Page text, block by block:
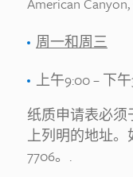
周一和周三
上午9:00 – 下
纸质申请表必须
上列明的地址。
7706。.